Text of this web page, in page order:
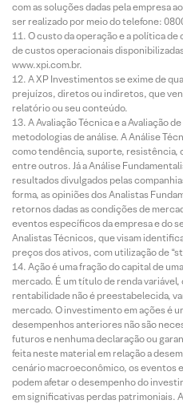
com as soluções dadas pela empresa
ser realizado por meio do telefone:
O custo da operação e a política
de custos operacionais
www.xpi.com.br.
A XP Investimentos se exime de
prejuízos, diretos ou indiretos, que
relatório ou seu conteúdo.
A Avaliação Técnica e a Avaliação
metodologias de análise. A Análise
como tendência, suporte, resistência,
entre outros. Já a Análise
resultados divulgados pelas
forma, as opiniões dos Analistas
retornos dadas as condições de
eventos específicos da empresa e do
Analistas Técnicos, que visam
preços dos ativos, com utilização de
Ação é uma fração do capital de
mercado. É um título de renda
rentabilidade não é preestabelecida,
mercado. O investimento em ações é
desempenhos anteriores não são
futuros e nenhuma declaração ou
feita neste material em relação a
cenário macroeconômico, os eventos
podem afetar o desempenho do
em significativas perdas patrimoniais.